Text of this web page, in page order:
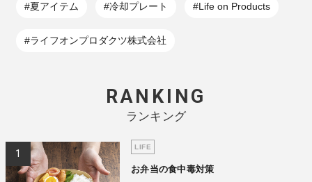
#夏アイテム #冷却プレート #Life on Products
#ライフオンプロダクツ株式会社
RANKING
ランキング
LIFE
お弁当の食中毒対策